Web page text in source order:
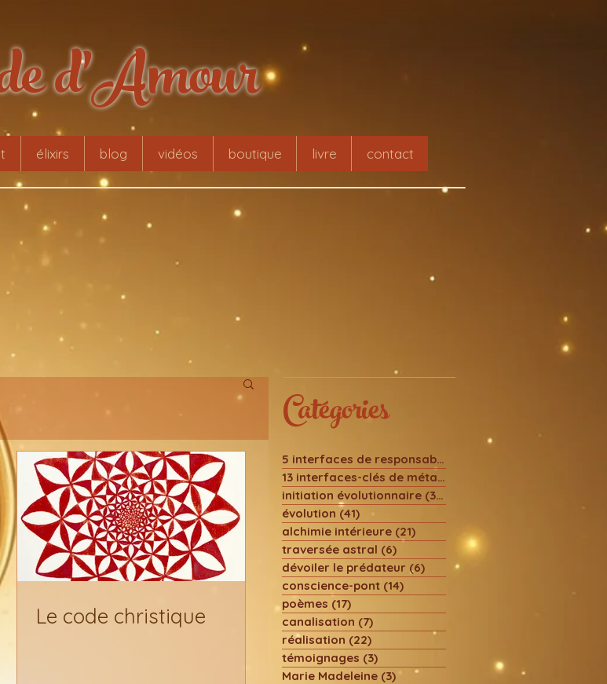
élixirs blog vidéos boutique livre contact
d'Amour
Le code christique
Catégories
5 interfaces de responsabilité
13 interfaces-clés de métamorphose
initiation évolutionnaire (30)
évolution (41)
alchimie intérieure (21)
traversée astral (6)
dévoiler le prédateur (6) 6 posts
conscience-pont (14)
poèmes (17)
canalisation (7)
réalisation (22)
témoignages (3)
Marie Madeleine (3) 3 posts